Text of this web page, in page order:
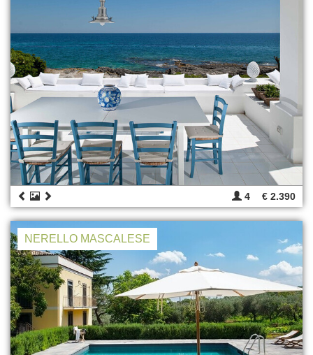
4 € 2.390
NERELLO MASCALESE